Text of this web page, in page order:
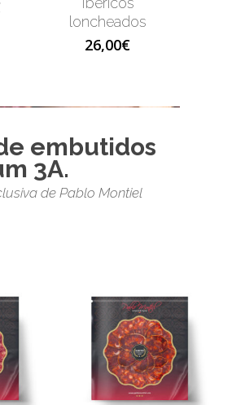
loncheados
26,00€
embutidos
3A.
de Pablo Montiel